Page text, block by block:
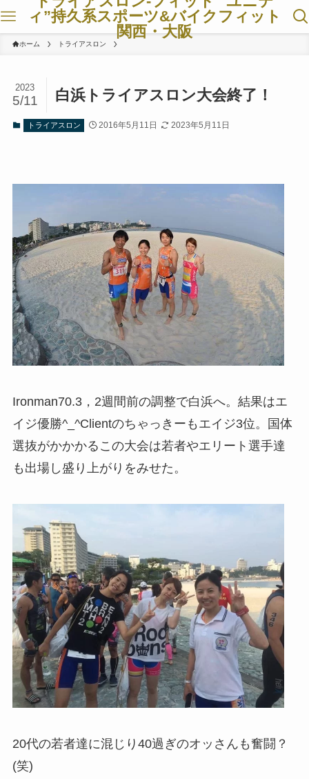
ィ”持久系スポーツ&バイクフィット
関西・大阪
ホーム トライアスロン
白浜トライアスロン大会終了！
2023
5/11
トライアスロン 2016年5月11日 2023年5月11日
Ironman70.3，2週間前の調整で白浜へ。結果はエ
イジ優勝^_^Clientのちゃっきーもエイジ3位。国体
選抜がかかかるこの大会は若者やエリート選手達
も出場し盛り上がりをみせた。
20代の若者達に混じり40過ぎのオッさんも奮闘？
(笑)